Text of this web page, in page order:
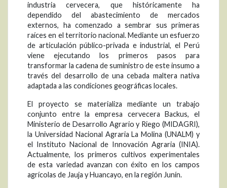
industria cervecera, que históricamente ha
dependido del abastecimiento de mercados
externos, ha comenzado a sembrar sus primeras
raíces en el territorio nacional. Mediante un esfuerzo
de articulación público-privada e industrial, el Perú
viene ejecutando los primeros pasos para
transformar la cadena de suministro de este insumo a
través del desarrollo de una cebada maltera nativa
adaptada a las condiciones geográficas locales.
El proyecto se materializa mediante un trabajo
conjunto entre la empresa cervecera Backus, el
Ministerio de Desarrollo Agrario y Riego (MIDAGRI),
la Universidad Nacional Agraria La Molina (UNALM) y
el Instituto Nacional de Innovación Agraria (INIA).
Actualmente, los primeros cultivos experimentales
de esta variedad avanzan con éxito en los campos
agrícolas de Jauja y Huancayo, en la región Junín.